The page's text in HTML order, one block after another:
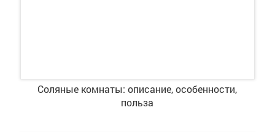
Соляные комнаты: описание, особенности,
польза